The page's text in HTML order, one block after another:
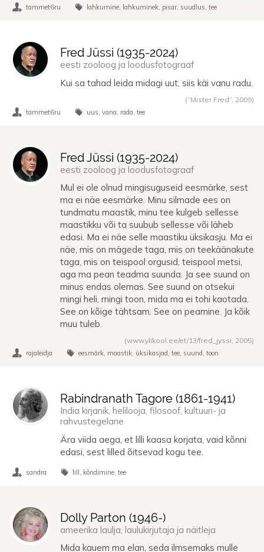
tammet6ru lahkumine lahkuminek pisar suudlus tee
Fred Jüssi (1935-2024)
eesti zooloog ja loodusfotograaf
Kui sa tahad leida midagi uut, siis käi vanu radu.
(“Mister Fred”, 2009)
tammet6ru uus vana rada tee
Fred Jüssi (1935-2024)
eesti zooloog ja loodusfotograaf
Mul ei ole olnud mingisuguseid eesmärke, sest
ma ei näe eesmärke. Minu silmade ees on
tundmatu maastik, minu tee kulgeb sellesse
maastikku või ta suubub sellesse või läheb
edasi. Ma ei näe selle maastiku üksikasju. Ma ei
näe, mis on mägede taga, mis on teekäänakute
taga, mis on teispool orgusid, teispool metsi,
aga ma pean teadma suunda. Ja see suund on
minus endas olemas. See suund on otsekui
mingi heli, mingi toon, mida ma ei tohi kaotada.
See on kõige tähtsam. See on peamine. Ja kõik
muu tuleb.
(www.ylikool.ee/et/13/fred_jyssi, 2005)
rajaleidja eesmärk maastik üksikasjad tee suund toon
Rabindranath Tagore (1861-1941)
India kirjanik, helilooja, filosoof, kultuuri- ja
rahvustegelane
Ära viida aega, et lilli kaasa korjata, vaid kõnni
edasi, sest lilled õitsevad kogu tee.
sandra lill kõndimine tee
Dolly Parton (1946-)
ameerika laulja, laulukirjutaja ja näitleja
Mida kauem ma elan, seda ilmsemaks mulle